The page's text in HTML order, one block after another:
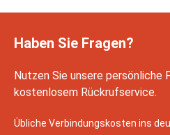
Haben Sie Fragen?
Nutzen Sie unsere persönliche
kostenlosem Rückrufservice.
Übliche Verbindungskosten ins